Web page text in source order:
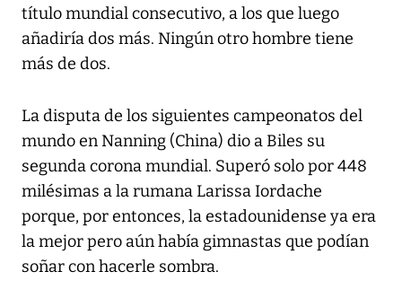
título mundial consecutivo, a los que luego
añadiría dos más. Ningún otro hombre tiene
más de dos.
La disputa de los siguientes campeonatos del
mundo en Nanning (China) dio a Biles su
segunda corona mundial. Superó solo por 448
milésimas a la rumana Larissa Iordache
porque, por entonces, la estadounidense ya era
la mejor pero aún había gimnastas que podían
soñar con hacerle sombra.